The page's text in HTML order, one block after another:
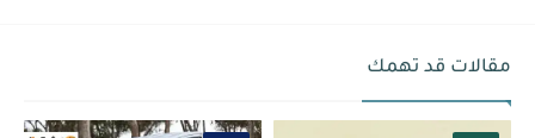
مقالات قد تهمك